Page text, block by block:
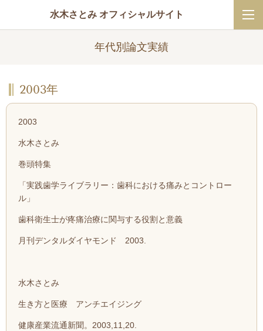
水木さとみ オフィシャルサイト
年代別論文実績
2003年
2003
水木さとみ
巻頭特集
「実践歯学ライブラリー：歯科における痛みとコントロー
ル」
歯科衛生士が疼痛治療に関与する役割と意義
月刊デンタルダイヤモンド 2003.
水木さとみ
生き方と医療 アンチエイジング
健康産業流通新聞。2003,11,20.